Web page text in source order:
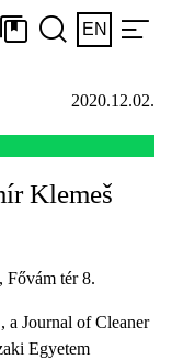
EN
2020.12.02.
Klemeš
Fővám tér 8.
Journal of Cleaner
Egyetem